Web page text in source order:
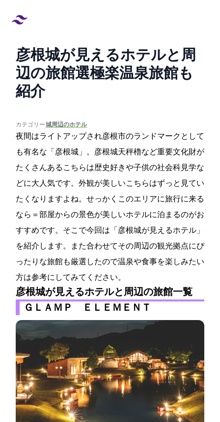
彦根城が見えるホテルと周
辺の旅館13選!極楽温泉旅館も
紹介
カテゴリー:#城周辺のホテル
夜間はライトアップされ彦根市のランドマークとして
も有名な「彦根城」。彦根城天秤櫓など重要文化財が
たくさんあるこちらは歴史好きや子供の社会科見学な
どに大人気です。外観が美しいこちらはずっと見てい
たくなりますよね。せっかくこのエリアに旅行に来る
ならy＝部屋からの景色が美しいホテルに泊まるのがお
すすめです。そこで今回は「彦根城が見えるホテル」
を紹介します。また合わせてその周辺の観光拠点にぴ
ったりな旅館も厳選したので温泉や食事を楽しみたい
方は参考にしてみてください。
彦根城が見えるホテルと周辺の旅館一覧
ＧＬＡＭＰ ＥＬＥＭＥＮＴ